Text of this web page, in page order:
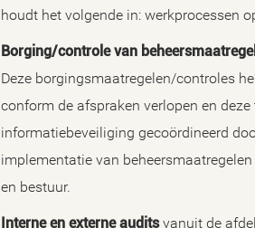
houdt het volgende in: werkprocessen
Borging/controle van
Deze borgingsmaatregelen/controles
conform de afspraken verlopen en
informatiebeveiliging gecoördineerd
implementatie van
en bestuur.
Interne en externe auditsvanuit de